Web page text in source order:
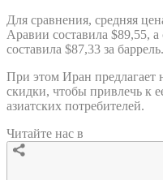
Для сравнения, средняя
Аравии составила $89,55,
составила $87,33 за баррель.
При этом Иран предлагает
скидки, чтобы привлечь к
азиатских потребителей.
Читайте нас в